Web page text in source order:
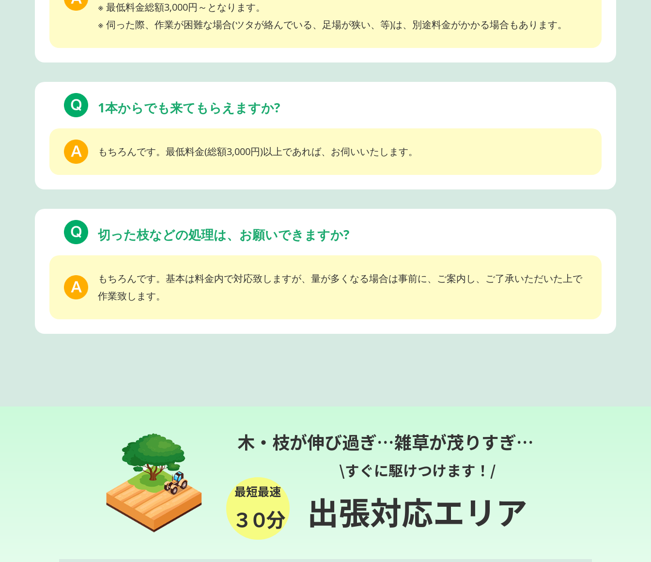
※ 最低料金総額3,000円～となります。
※ 伺った際、作業が困難な場合(ツタが絡んでいる、足場が狭い、等)は、別途料金がかかる場合もあります。
1本からでも来てもらえますか?
もちろんです。最低料金(総額3,000円)以上であれば、お伺いいたします。
切った枝などの処理は、お願いできますか?
もちろんです。基本は料金内で対応致しますが、量が多くなる場合は事前に、ご案内し、ご了承いただいた上で
作業致します。
木・枝が伸び過ぎ…雑草が茂りすぎ…
最短最速
３０分
\すぐに駆けつけます！/
出張対応エリア